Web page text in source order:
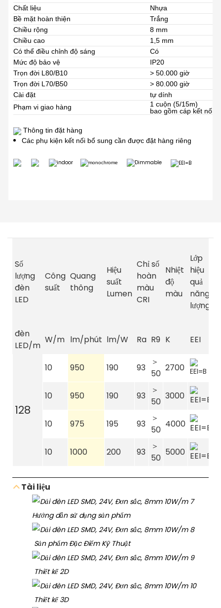
Chất liệu
Nhựa
Bề mặt hoàn thiện
Trắng
Chiều rộng
8 mm
Chiều cao
1,5 mm
Có thể điều chỉnh độ sáng
Có
Mức độ bảo vệ
IP20
Trọn đời L80/B10
> 50.000 giờ
Trọn đời L70/B50
> 80.000 giờ
Cài đặt
tự dính
Phạm vi giao hàng
1 cuộn (5/15m)
bao gồm cáp kết nối 2
Thông tin đặt hàng
Các phụ kiện kết nối bổ sung cần được đặt hàng riêng
Số
lượng
đèn
LED
Công
suất
Quang
thông
Hiệu
suất
Lumen
Chỉ số
hoàn
màu
CRI
Nhiệt
độ
màu
Lớp
hiệu
quả
năng
lượng
đèn
LED/m
W/m lm/phút lm/W Ra R9 K EEI
128
10 950 190 93
＞
50
2700
10 950 190 93
＞
50
3000
10 975 195 93
＞
50
4000
10 1000 200 93
＞
50
5000
Tài liệu
Hướng dẫn sử dụng sản phẩm
Sản phẩm Đặc Điểm Kỹ Thuật
Thiết kế 2D
Thiết kế 3D